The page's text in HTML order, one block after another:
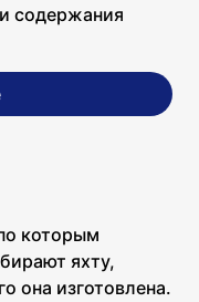
содержания
которым
яхту,
она изготовлена.